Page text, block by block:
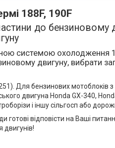
188F, 190F
до бензиновому
системою охолодження
двигуну, вибрати
Для бензинових мотоблоків
двигуна Honda GX-340,
і іншу сільгосп або
відповісти на Ваші
двигунів!